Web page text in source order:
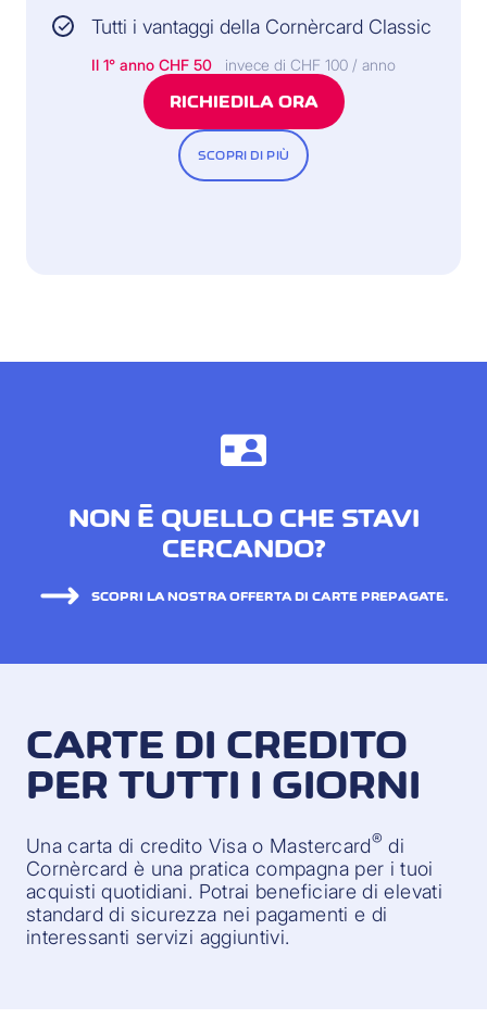
Tutti i vantaggi della Cornèrcard Classic
Il 1° anno CHF 50 invece di CHF 100 / anno
RICHIEDILA ORA
SCOPRI DI PIÙ
NON È QUELLO CHE STAVI
CERCANDO?
SCOPRI LA NOSTRA OFFERTA DI CARTE PREPAGATE.
CARTE DI CREDITO
PER TUTTI I GIORNI
Una carta di credito Visa o Mastercard® di
Cornèrcard è una pratica compagna per i tuoi
acquisti quotidiani. Potrai beneficiare di elevati
standard di sicurezza nei pagamenti e di
interessanti servizi aggiuntivi.